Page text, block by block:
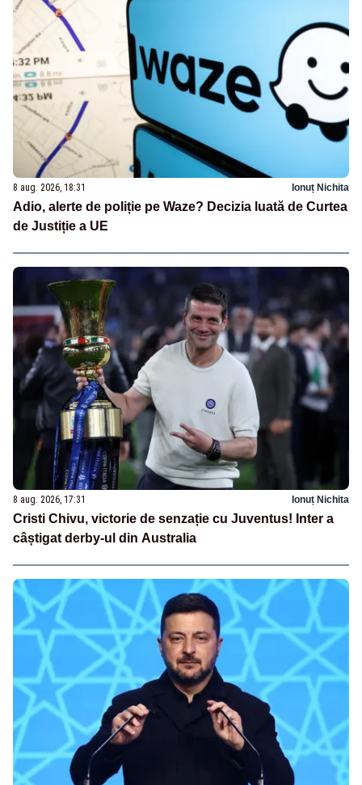
8 aug. 2026, 18:31 Ionuț Nichita
Adio, alerte de poliție pe Waze? Decizia luată de Curtea
de Justiție a UE
8 aug. 2026, 17:31 Ionuț Nichita
Cristi Chivu, victorie de senzație cu Juventus! Inter a
câștigat derby-ul din Australia